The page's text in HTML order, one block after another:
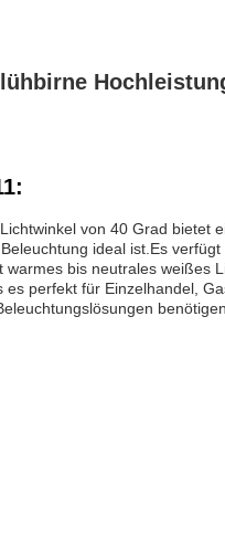
von 40 Grad bietet
ideal ist.Es
bis neutrales weißes
perfekt für Einzelhandel,
benötigen.